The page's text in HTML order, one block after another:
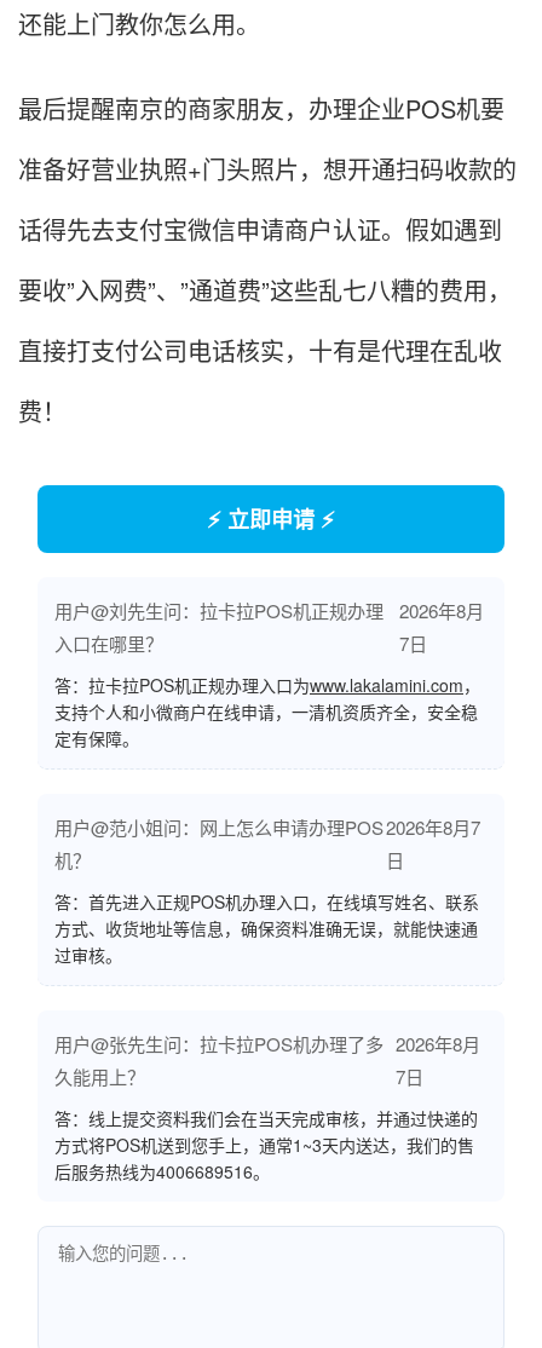
还能上门教你怎么用。
最后提醒南京的商家朋友，办理企业POS机要
准备好营业执照+门头照片，想开通扫码收款的
话得先去支付宝微信申请商户认证。假如遇到
要收”入网费”、”通道费”这些乱七八糟的费用，
直接打支付公司电话核实，十有是代理在乱收
费！
⚡ 立即申请 ⚡
用户@刘先生问：拉卡拉POS机正规办理
入口在哪里？
2026年8月
7日
答：拉卡拉POS机正规办理入口为www.lakalamini.com，
支持个人和小微商户在线申请，一清机资质齐全，安全稳
定有保障。
用户@范小姐问：网上怎么申请办理POS
机？
2026年8月7
日
答：首先进入正规POS机办理入口，在线填写姓名、联系
方式、收货地址等信息，确保资料准确无误，就能快速通
过审核。
用户@张先生问：拉卡拉POS机办理了多
久能用上？
2026年8月
7日
答：线上提交资料我们会在当天完成审核，并通过快递的
方式将POS机送到您手上，通常1~3天内送达，我们的售
后服务热线为4006689516。